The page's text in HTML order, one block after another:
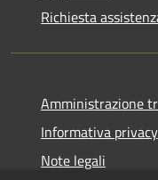
Richiesta
Amministrazione
Informativa privacy
Note legali